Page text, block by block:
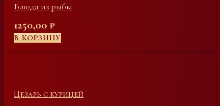
Блюда из рыбы
1250,00 ₽
В КОРЗИНУ
Цезарь с курицей